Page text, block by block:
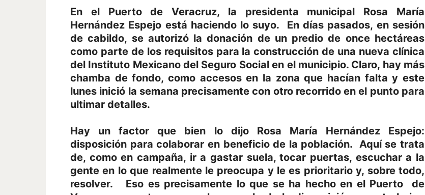
En el Puerto de Veracruz, la presidenta municipal Rosa María
Hernández Espejo está haciendo lo suyo. En días pasados, en sesión
de cabildo, se autorizó la donación de un predio de once hectáreas
como parte de los requisitos para la construcción de una nueva clínica
del Instituto Mexicano del Seguro Social en el municipio. Claro, hay más
chamba de fondo, como accesos en la zona que hacían falta y este
lunes inició la semana precisamente con otro recorrido en el punto para
ultimar detalles.
Hay un factor que bien lo dijo Rosa María Hernández Espejo:
disposición para colaborar en beneficio de la población. Aquí se trata
de, como en campaña, ir a gastar suela, tocar puertas, escuchar a la
gente en lo que realmente le preocupa y le es prioritario y, sobre todo,
resolver. Eso es precisamente lo que se ha hecho en el Puerto de